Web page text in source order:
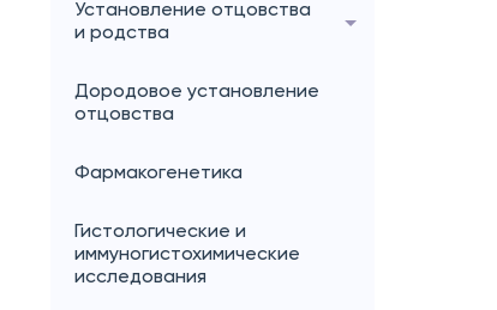
Установление отцовства
и родства
Дородовое установление
отцовства
Фармакогенетика
Гистологические и
иммуногистохимические
исследования